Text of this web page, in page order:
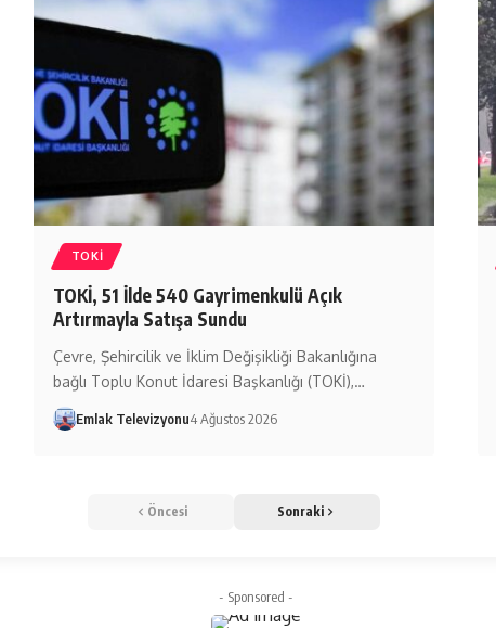
TOKİ
TOKİ, 51 İlde 540 Gayrimenkulü Açık
Artırmayla Satışa Sundu
Çevre, Şehircilik ve İklim Değişikliği Bakanlığına
bağlı Toplu Konut İdaresi Başkanlığı (TOKİ),…
Emlak Televizyonu4 Ağustos 2026
Öncesi Sonraki
- Sponsored -